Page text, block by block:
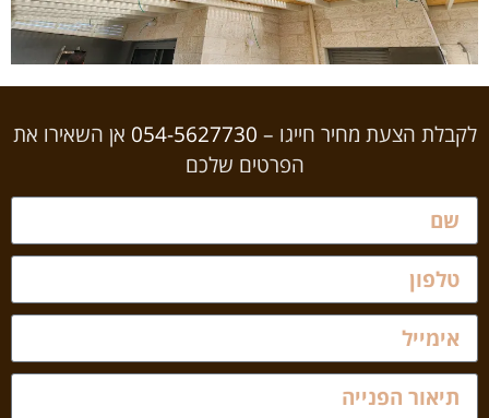
לקבלת הצעת מחיר חייגו –
אן השאירו את
הפרטים שלכם